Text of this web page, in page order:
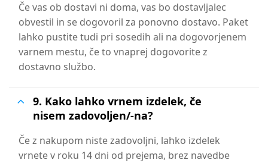
Če vas ob dostavi ni doma, vas bo dostavljalec
obvestil in se dogovoril za ponovno dostavo. Paket
lahko pustite tudi pri sosedih ali na dogovorjenem
varnem mestu, če to vnaprej dogovorite z
dostavno službo.
9. Kako lahko vrnem izdelek, če
nisem zadovoljen/-na?
Če z nakupom niste zadovoljni, lahko izdelek
vrnete v roku 14 dni od prejema, brez navedbe